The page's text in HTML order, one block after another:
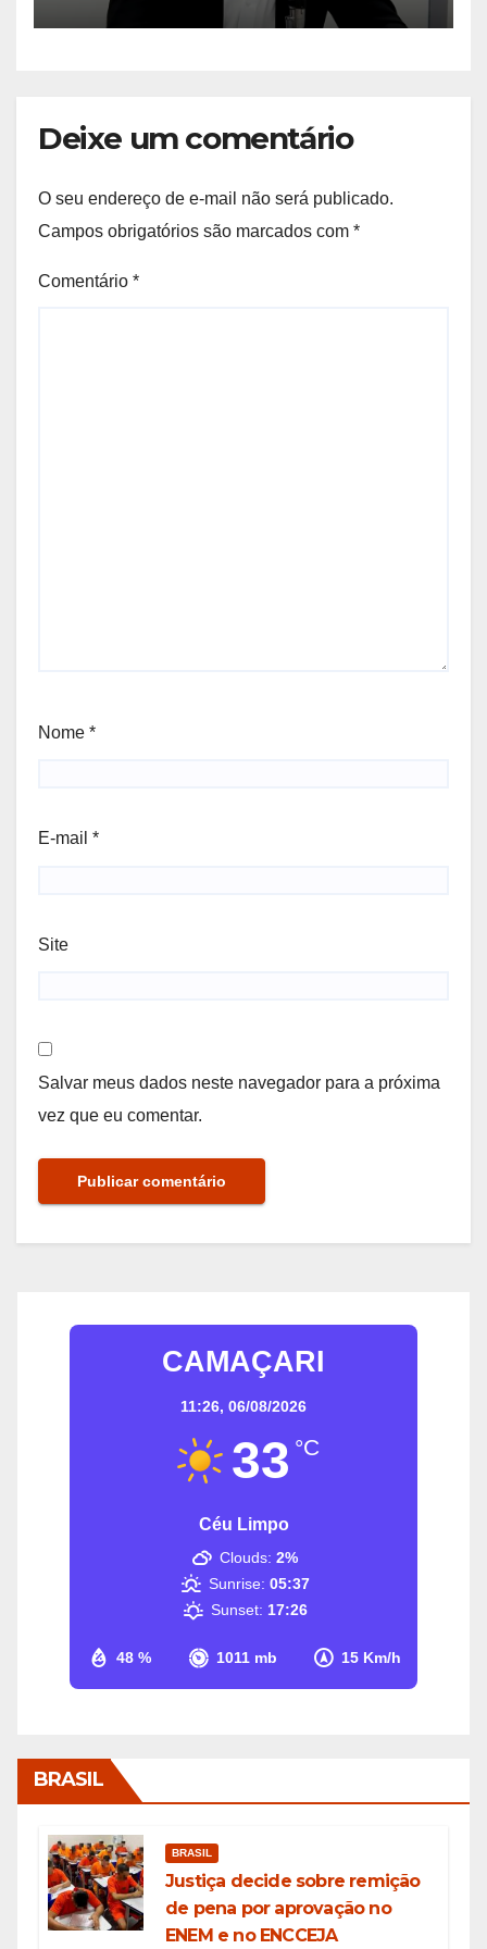
relação ao mesmo período
em 2022
Deixe um comentário
O seu endereço de e-mail não será publicado.
Campos obrigatórios são marcados com *
Comentário *
Nome *
E-mail *
Site
Salvar meus dados neste navegador para a próxima
vez que eu comentar.
CAMAÇARI
11:26, 06/08/2026
33 °C
Céu Limpo
48 % 1011 mb 15 Km/h
Clouds: 2%
Sunrise: 05:37
Sunset: 17:26
BRASIL
BRASIL
Justiça decide sobre remição
de pena por aprovação no
ENEM e no ENCCEJA